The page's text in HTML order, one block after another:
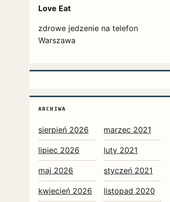
Love Eat
zdrowe jedzenie na telefon
Warszawa
ARCHIWA
sierpień 2026
lipiec 2026
maj 2026
kwiecień 2026
marzec 2021
luty 2021
styczeń 2021
listopad 2020